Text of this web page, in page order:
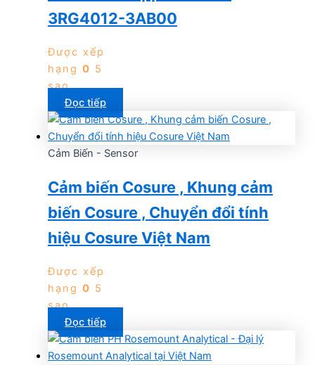
3RG4012-3AB00
Được xếp
hạng 0 5
sao
Đọc tiếp
Cảm Biến - Sensor
Cảm biến Cosure , Khung cảm
biến Cosure , Chuyển đổi tính
hiệu Cosure Việt Nam
Được xếp
hạng 0 5
sao
Đọc tiếp